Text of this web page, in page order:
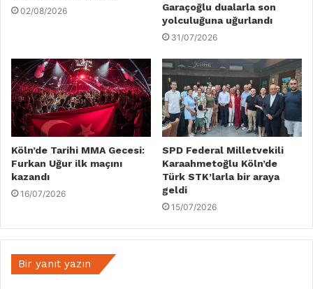
02/08/2026
Garaçoğlu dualarla son
yolculuğuna uğurlandı
31/07/2026
Köln’de Tarihi MMA Gecesi:
Furkan Uğur ilk maçını
kazandı
16/07/2026
SPD Federal Milletvekili
Karaahmetoğlu Köln’de
Türk STK’larla bir araya
geldi
15/07/2026
Bir yanıt yazın